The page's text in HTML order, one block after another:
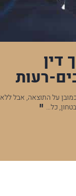
דין
רעות
אבל ללא קשר לתוצאה